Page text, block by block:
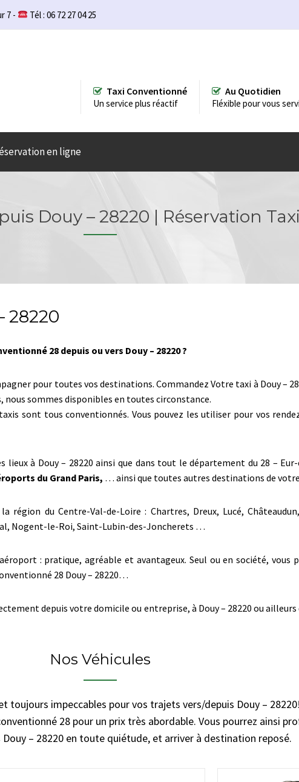
7 - Tél : 06 72 27 04 25
Taxi Conventionné
Un service plus réactif
Au Quotidien
Fléxible pour vous
en ligne
Douy – 28220 | Réservation
28220
28 depuis ou vers Douy – 28220 ?
pour toutes vos destinations. Commandez Votre taxi à Douy –
nous sommes disponibles en toutes circonstance.
sont tous conventionnés. Vous pouvez les utiliser pour vos
à Douy – 28220 ainsi que dans tout le département du 28 –
du Grand Paris, … ainsi que toutes autres destinations de
région du Centre-Val-de-Loire : Chartres, Dreux, Lucé,
Nogent-le-Roi, Saint-Lubin-des-Joncherets …
: pratique, agréable et avantageux. Seul ou en société,
28 Douy – 28220…
depuis votre domicile ou entreprise, à Douy – 28220 ou
Nos Véhicules
toujours impeccables pour vos trajets vers/depuis Douy – 28220!
28 pour un prix très abordable. Vous pourrez ainsi
– 28220 en toute quiétude, et arriver à destination reposé.